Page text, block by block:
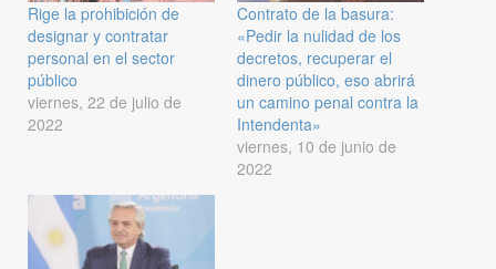
Rige la prohibición de
designar y contratar
personal en el sector
público
viernes, 22 de julio de
2022
Contrato de la basura:
«Pedir la nulidad de los
decretos, recuperar el
dinero público, eso abrirá
un camino penal contra la
Intendenta»
viernes, 10 de junio de
2022